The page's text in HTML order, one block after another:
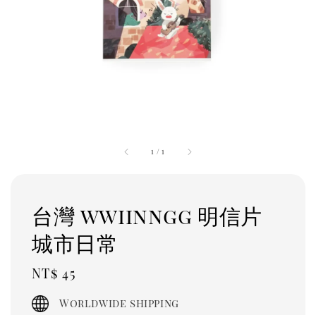
1 /1
台灣 wwiinngg 明信片
城市日常
Regular
price
NT$ 45
Worldwide shipping